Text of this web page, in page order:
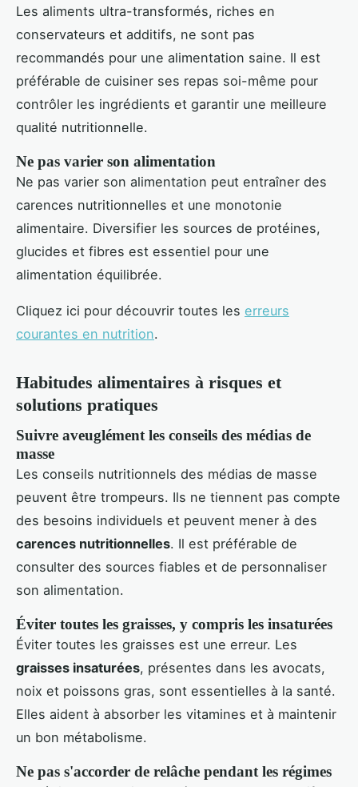
Les aliments ultra-transformés, riches en
conservateurs et additifs, ne sont pas
recommandés pour une alimentation saine. Il est
préférable de cuisiner ses repas soi-même pour
contrôler les ingrédients et garantir une meilleure
qualité nutritionnelle.
Ne pas varier son alimentation
Ne pas varier son alimentation peut entraîner des
carences nutritionnelles et une monotonie
alimentaire. Diversifier les sources de protéines,
glucides et fibres est essentiel pour une
alimentation équilibrée.
Cliquez ici pour découvrir toutes les erreurs
courantes en nutrition.
Habitudes alimentaires à risques et
solutions pratiques
Suivre aveuglément les conseils des médias de
masse
Les conseils nutritionnels des médias de masse
peuvent être trompeurs. Ils ne tiennent pas compte
des besoins individuels et peuvent mener à des
carences nutritionnelles. Il est préférable de
consulter des sources fiables et de personnaliser
son alimentation.
Éviter toutes les graisses, y compris les insaturées
Éviter toutes les graisses est une erreur. Les
graisses insaturées, présentes dans les avocats,
noix et poissons gras, sont essentielles à la santé.
Elles aident à absorber les vitamines et à maintenir
un bon métabolisme.
Ne pas s'accorder de relâche pendant les régimes